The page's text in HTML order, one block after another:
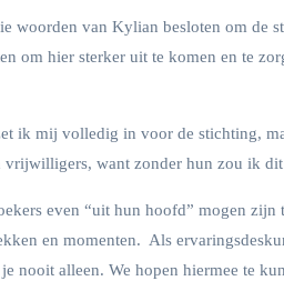
woorden van Kylian besloten om de
om hier sterker uit te komen en te
ik mij volledig in voor de stichting,
vrijwilligers, want zonder hun zou ik
even “uit hun hoofd” mogen zijn
en momenten. Als
nooit alleen. We hopen hiermee te